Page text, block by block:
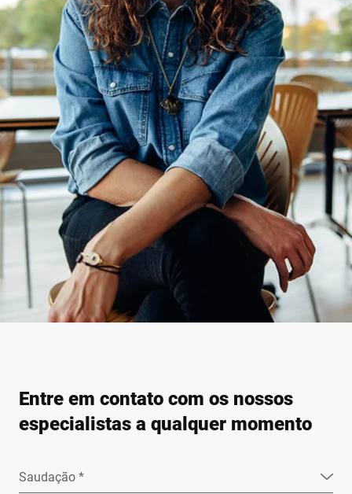
Entre em contato com os nossos
especialistas a qualquer momento
Saudação *